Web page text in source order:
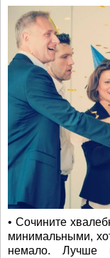
• Сочините
минимальными,
немало. Лучше